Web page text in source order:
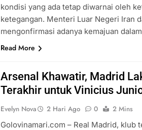
kondisi yang ada tetap diwarnai oleh
ketegangan. Menteri Luar Negeri Iran
mengonfirmasi adanya kemajuan
Read More
Arsenal Khawatir, Madrid
Terakhir untuk Vinicius
Evelyn Nova 2 Hari Ago 0
2 Mins
Golovinamari.com – Real Madrid, klub